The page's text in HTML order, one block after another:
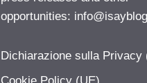
opportunities:
Dichiarazione sulla Privacy